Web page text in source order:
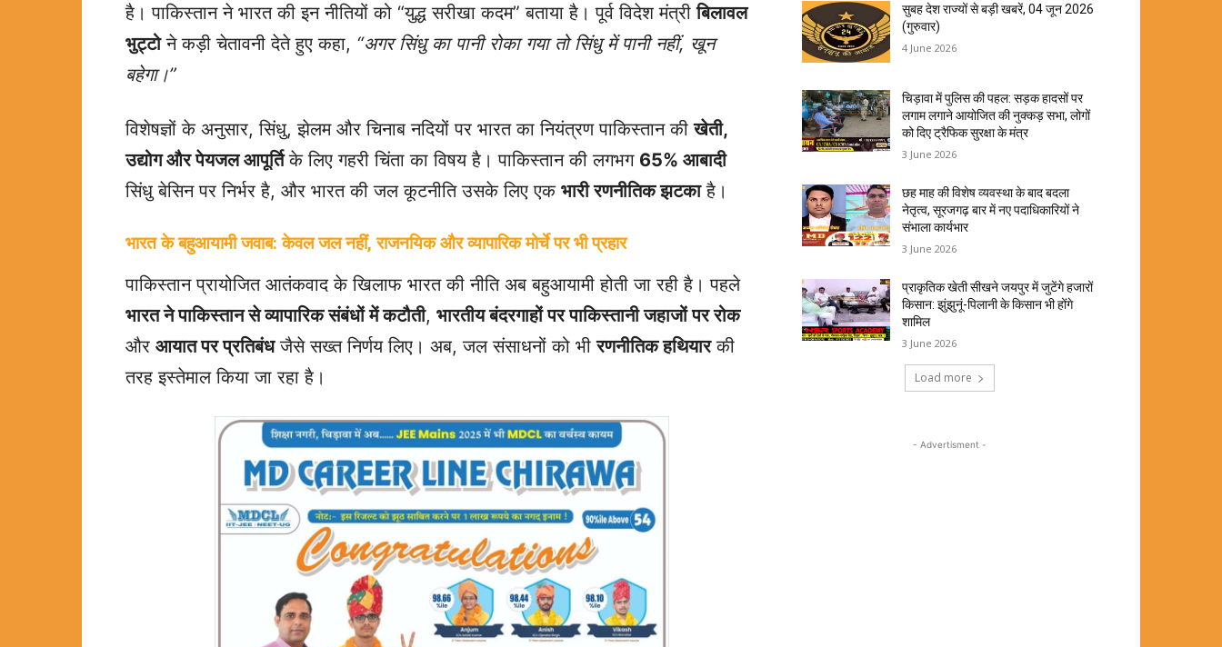
है। पाकिस्तान ने भारत की इन नीतियों को “युद्ध सरीखा कदम” बताया है। पूर्व विदेश मंत्रीबिलावल
भुट्टोने कड़ी चेतावनी देते हुए कहा, “अगर सिंधु का पानी रोका गया तो सिंधु में पानी नहीं, खून
बहेगा।”
विशेषज्ञों के अनुसार, सिंधु, झेलम और चिनाब नदियों पर भारत का नियंत्रण पाकिस्तान कीखेती,
उद्योग और पेयजल आपूर्तिके लिए गहरी चिंता का विषय है। पाकिस्तान की लगभग 65% आबादी
सिंधु बेसिन पर निर्भर है, और भारत की जल कूटनीति उसके लिए एक भारी रणनीतिक झटकाहै।
भारत के बहुआयामी जवाब: केवल जल नहीं, राजनयिक और व्यापारिक मोर्चे पर भी प्रहार
पाकिस्तान प्रायोजित आतंकवाद के खिलाफ भारत की नीति अब बहुआयामी होती जा रही है। पहले
भारत ने पाकिस्तान से व्यापारिक संबंधों में कटौती, भारतीय बंदरगाहों पर पाकिस्तानी जहाजों पर रोक
और आयात पर प्रतिबंधजैसे सख्त निर्णय लिए। अब, जल संसाधनों को भीरणनीतिक हथियारकी
तरह इस्तेमाल किया जा रहा है।
सुबह देश राज्यों से बड़ी खबरें, 04 जून 2026
(गुरुवार)
4 June 2026
चिड़ावा में पुलिस की पहल: सड़क हादसों पर
लगाम लगाने आयोजित की नुक्कड़ सभा, लोगों
को दिए ट्रैफिक सुरक्षा के मंत्र
3 June 2026
छह माह की विशेष व्यवस्था के बाद बदला
नेतृत्व, सूरजगढ़ बार में नए पदाधिकारियों ने
संभाला कार्यभार
3 June 2026
प्राकृतिक खेती सीखने जयपुर में जुटेंगे हजारों
किसान: झुंझुनूं-पिलानी के किसान भी होंगे
शामिल
3 June 2026
Load more
- Advertisment -